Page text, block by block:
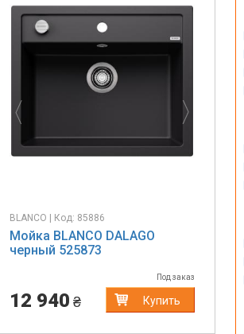
BLANCO | Код: 85886
Мойка BLANCO DALAGO
черный 525873
Под заказ
12 940 ₴ Купить